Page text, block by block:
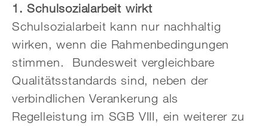
1. Schulsozialarbeit wirkt
Schulsozialarbeit kann nur nachhaltig
wirken, wenn die Rahmenbedingungen
stimmen. Bundesweit vergleichbare
Qualitätsstandards sind, neben der
verbindlichen Verankerung als
Regelleistung im SGB VIII, ein weiterer zu